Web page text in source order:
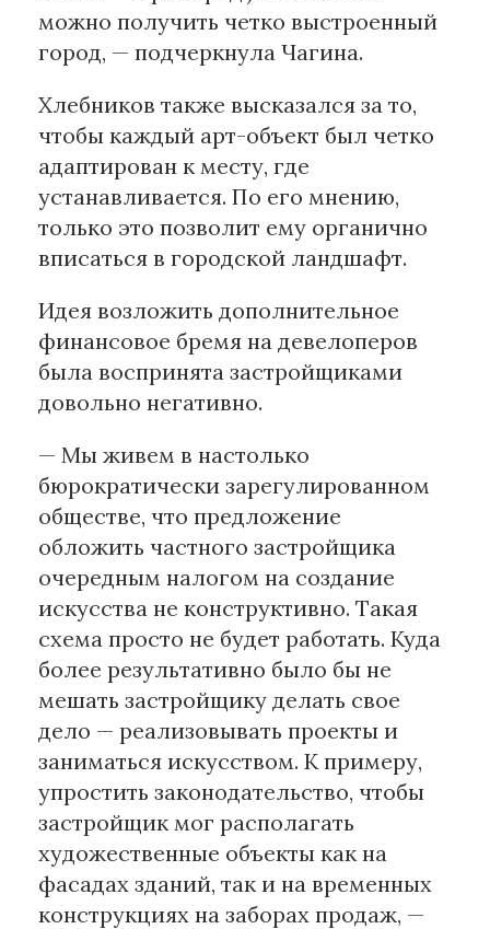
можно получить четко выстроенный
город, — подчеркнула Чагина.
Хлебников также высказался за то,
чтобы каждый арт-объект был четко
адаптирован к месту, где
устанавливается. По его мнению,
только это позволит ему органично
вписаться в городской ландшафт.
Идея возложить дополнительное
финансовое бремя на девелоперов
была воспринята застройщиками
довольно негативно.
— Мы живем в настолько
бюрократически зарегулированном
обществе, что предложение
обложить частного застройщика
очередным налогом на создание
искусства не конструктивно. Такая
схема просто не будет работать. Куда
более результативно было бы не
мешать застройщику делать свое
дело — реализовывать проекты и
заниматься искусством. К примеру,
упростить законодательство, чтобы
застройщик мог располагать
художественные объекты как на
фасадах зданий, так и на временных
конструкциях на заборах продаж, —